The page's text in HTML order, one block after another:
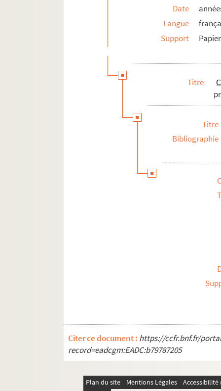
Date
Langue
Support
Titre
Titre
Bibliographie
Citer ce document : https://ccfr.bnf.fr/
record=eadcgm:EADC:b79787205
Plan du site Mentions Légales